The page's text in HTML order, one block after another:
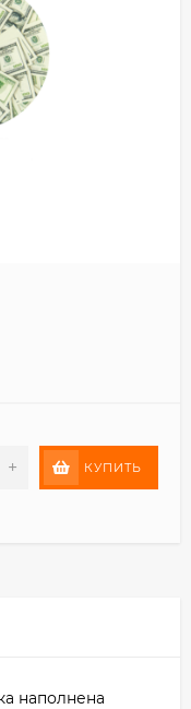
+ КУПИТЬ
наполнена